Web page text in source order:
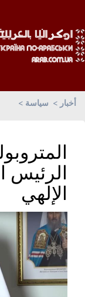
أخبار سياسة
الرئيس
الإلهي